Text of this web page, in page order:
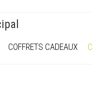
COFFRETS CADEAUX